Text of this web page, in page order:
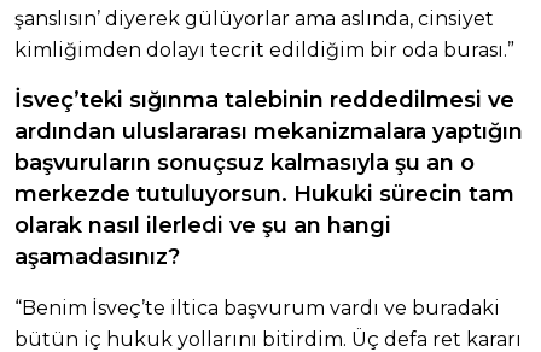
şanslısın’ diyerek gülüyorlar ama aslında, cinsiyet
kimliğimden dolayı tecrit edildiğim bir oda burası.”
İsveç’teki sığınma talebinin reddedilmesi ve
ardından uluslararası mekanizmalara yaptığın
başvuruların sonuçsuz kalmasıyla şu an o
merkezde tutuluyorsun. Hukuki sürecin tam
olarak nasıl ilerledi ve şu an hangi
aşamadasınız?
“Benim İsveç’te iltica başvurum vardı ve buradaki
bütün iç hukuk yollarını bitirdim. Üç defa ret kararı